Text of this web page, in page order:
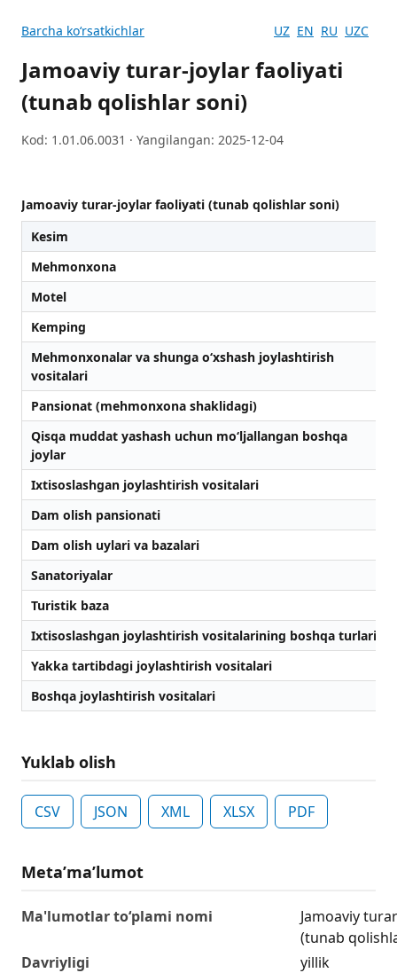
Barcha koʻrsatkichlar UZ EN RU UZC
Jamoaviy turar-joylar faoliyati
(tunab qolishlar soni)
Kod: 1.01.06.0031 · Yangilangan: 2025-12-04
Jamoaviy turar-joylar faoliyati (tunab qolishlar soni)
Kesim
Mehmonxona
Motel
Kemping
Mehmonxonalar va shunga o‘xshash joylashtirish
vositalari
Pansionat (mehmonxona shaklidagi)
Qisqa muddat yashash uchun mo‘ljallangan boshqa
joylar
Ixtisoslashgan joylashtirish vositalari
Dam olish pansionati
Dam olish uylari va bazalari
Sanatoriyalar
Turistik baza
Ixtisoslashgan joylashtirish vositalarining boshqa turlari
Yakka tartibdagi joylashtirish vositalari
Boshqa joylashtirish vositalari
Yuklab olish
CSV JSON XML XLSX PDF
Metaʼmaʼlumot
Ma'lumotlar to‘plami nomi
Jamoaviy
(tunab
Davriyligi
yillik